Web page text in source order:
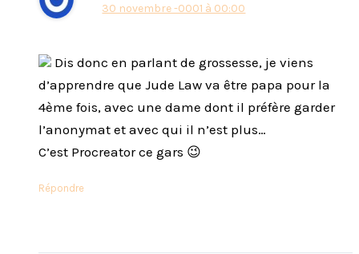
30 novembre -0001 à 00:00
Dis donc en parlant de grossesse, je viens
d’apprendre que Jude Law va être papa pour la
4ème fois, avec une dame dont il préfère garder
l’anonymat et avec qui il n’est plus…
C’est Procreator ce gars 😉
Répondre